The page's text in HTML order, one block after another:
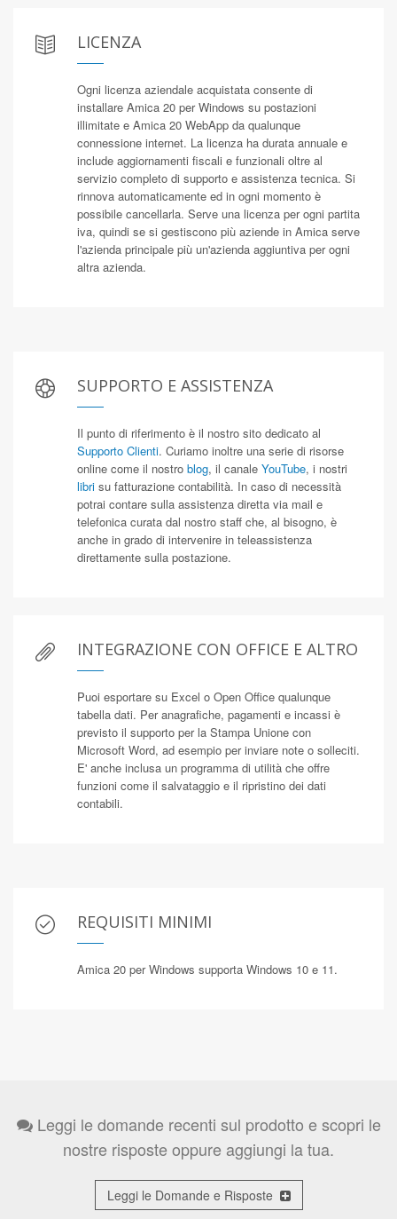
LICENZA
Ogni licenza aziendale acquistata consente di
installare Amica 20 per Windows su postazioni
illimitate e Amica 20 WebApp da qualunque
connessione internet. La licenza ha durata annuale e
include aggiornamenti fiscali e funzionali oltre al
servizio completo di supporto e assistenza tecnica. Si
rinnova automaticamente ed in ogni momento è
possibile cancellarla. Serve una licenza per ogni partita
iva, quindi se si gestiscono più aziende in Amica serve
l'azienda principale più un'azienda aggiuntiva per ogni
altra azienda.
SUPPORTO E ASSISTENZA
Il punto di riferimento è il nostro sito dedicato al
Supporto Clienti. Curiamo inoltre una serie di risorse
online come il nostro blog, il canale YouTube, i nostri
libri su fatturazione contabilità. In caso di necessità
potrai contare sulla assistenza diretta via mail e
telefonica curata dal nostro staff che, al bisogno, è
anche in grado di intervenire in teleassistenza
direttamente sulla postazione.
INTEGRAZIONE CON OFFICE E ALTRO
Puoi esportare su Excel o Open Office qualunque
tabella dati. Per anagrafiche, pagamenti e incassi è
previsto il supporto per la Stampa Unione con
Microsoft Word, ad esempio per inviare note o solleciti.
E' anche inclusa un programma di utilità che offre
funzioni come il salvataggio e il ripristino dei dati
contabili.
REQUISITI MINIMI
Amica 20 per Windows supporta Windows 10 e 11.
Leggi le domande recenti sul prodotto e scopri le
nostre risposte oppure aggiungi la tua.
Leggi le Domande e Risposte